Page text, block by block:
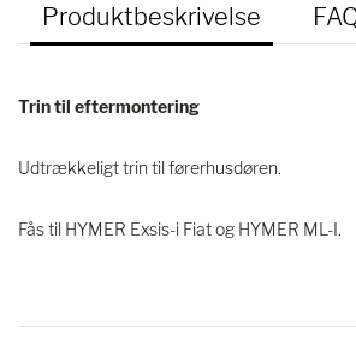
Produktbeskrivelse
Trin til eftermontering
Udtrækkeligt trin til førerhusdøren.
Fås til HYMER Exsis-i Fiat og HYMER ML-I.